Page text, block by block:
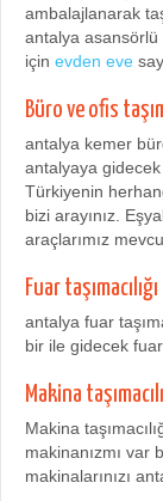
ambalajlanarak
antalya asansörlü
için evden eve
Büro ve ofis
antalya kemer
antalyaya
Türkiyenin
bizi arayınız.
araçlarımız
Fuar taşımacılığı
antalya fuar
bir ile gidecek
Makina
Makina
makinanızmı var
makinalarınızı